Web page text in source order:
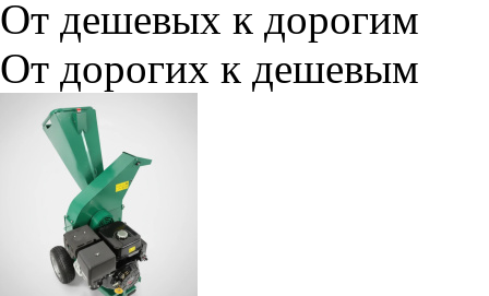
От дешевых к дорогим
От дорогих к дешевым